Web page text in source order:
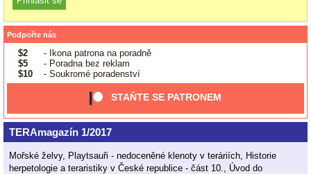
Podpořte nás
$2
- Ikona patrona na poradně
$5
- Poradna bez reklam
$10
- Soukromé poradenství
STAŇTE SE PATRONEM
TERAmagazín 1/2017
Mořské želvy, Playtsauři - nedoceněné klenoty v teráriích, Historie
herpetologie a teraristiky v České republice - část 10., Úvod do